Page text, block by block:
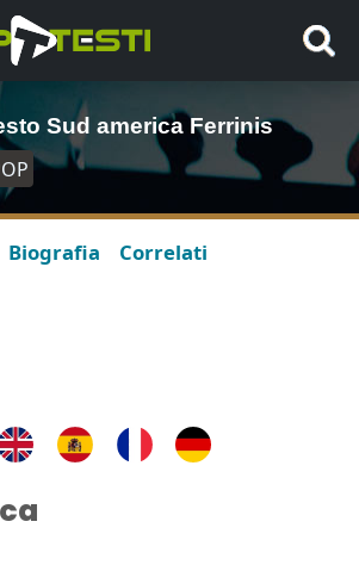
Sud america Ferrinis
Biografia Correlati